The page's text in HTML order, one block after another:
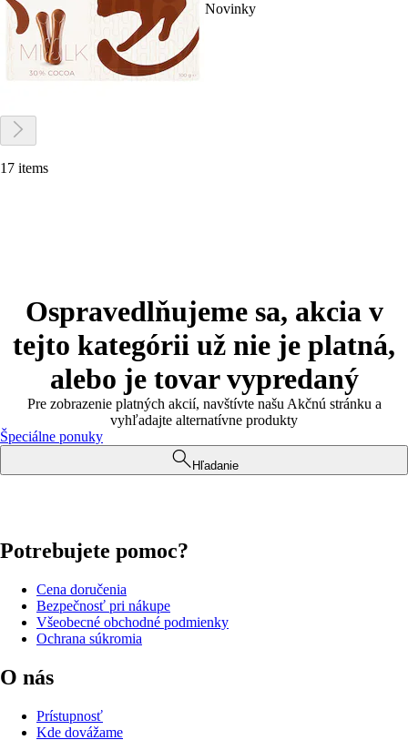
Novinky
17 items
Ospravedlňujeme sa, akcia v
tejto kategórii už nie je platná,
alebo je tovar vypredaný
Pre zobrazenie platných akcií, navštívte našu Akčnú stránku a
vyhľadajte alternatívne produkty
Špeciálne ponuky
Hľadanie
Potrebujete pomoc?
Cena doručenia
Bezpečnosť pri nákupe
Všeobecné obchodné podmienky
Ochrana súkromia
O nás
Prístupnosť
Kde dovážame